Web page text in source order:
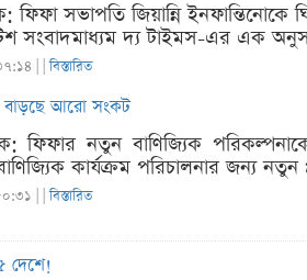
ফিফা সভাপতি জিয়ান্নি
সংবাদমাধ্যম দ্য টাইমস-এর এক
| |বিস্তারিত
বাড়ছে আরো সংকট
ফিফার নতুন বাণিজ্যিক
কার্যক্রম পরিচালনার জন্য
| |বিস্তারিত
দেশে!